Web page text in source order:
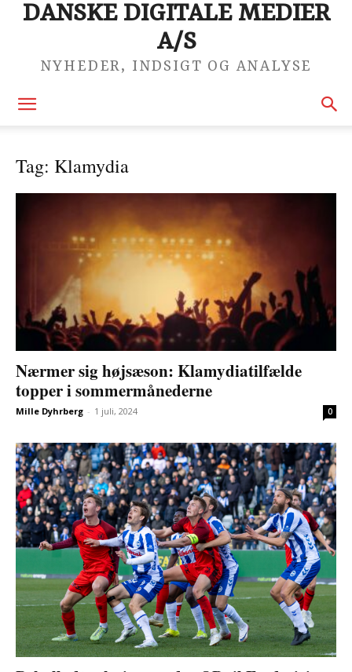
DANSKE DIGITALE MEDIER
A/S
NYHEDER, INDSIGT OG ANALYSE
Tag: Klamydia
Nærmer sig højsæson: Klamydiatilfælde
topper i sommermånederne
Mille Dyhrberg - 1 juli, 2024 0